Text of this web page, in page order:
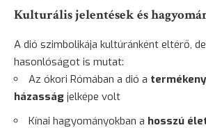
Kulturális jelentések és
A dió szimbolikája kultúránként eltérő,
hasonlóságot is mutat:
Az ókori Rómában a dió a
házasság jelképe volt
Kínai hagyományokban a hosszú